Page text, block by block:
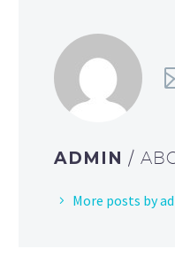
ADMIN /
More posts by